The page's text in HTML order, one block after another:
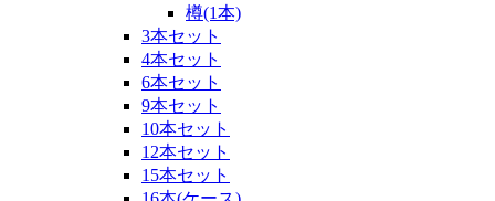
樽(1本)
3本セット
4本セット
6本セット
9本セット
10本セット
12本セット
15本セット